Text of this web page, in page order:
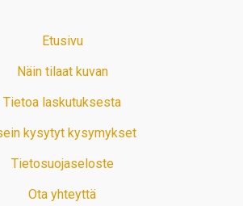
Etusivu
Näin tilaat kuvan
Tietoa laskutuksesta
kysytyt kysymykset
Tietosuojaseloste
Ota yhteyttä